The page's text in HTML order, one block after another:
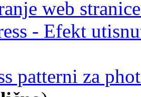
web
- Efekt
patterni za